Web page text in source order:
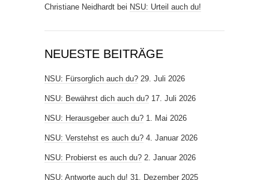
Christiane Neidhardt bei NSU: Urteil auch du!
NEUESTE BEITRÄGE
NSU: Fürsorglich auch du? 29. Juli 2026
NSU: Bewährst dich auch du? 17. Juli 2026
NSU: Herausgeber auch du? 1. Mai 2026
NSU: Verstehst es auch du? 4. Januar 2026
NSU: Probierst es auch du? 2. Januar 2026
NSU: Antworte auch du! 31. Dezember 2025